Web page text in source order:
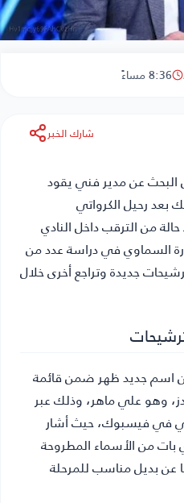
8:36 مساءً
شارك الخبر
عن مدير فني يقود
بعد رحيل الكرواتي
من الترقب داخل النادي
السماوي في دراسة عدد من
جديدة وتراجع أخرى خلال
اسم جديد ظهر ضمن قائمة
وهو علي ماهر، وذلك عبر
في فيسبوك، حيث أشار
من الأسماء المطروحة
عن بديل مناسب للمرحلة